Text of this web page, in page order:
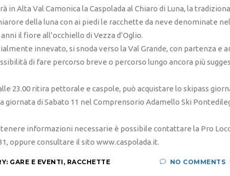
in Alta Val Camonica la Caspolada al Chiaro di Luna, la
della luna con ai piedi le racchette da neve denominate
il fiore all’occhiello di Vezza d’Oglio.
innevato, si snoda verso la Val Grande, con partenza e
di fare percorso breve o percorso lungo ancora più
23.00 ritira pettorale e caspole, può acquistare lo skipass
giornata di Sabato 11 nel Comprensorio Adamello Ski
informazioni necessarie è possibile contattare la Pro
oppure consultare il sito www.caspolada.it.
GARE E EVENTI , RACCHETTE NO COMMENTS